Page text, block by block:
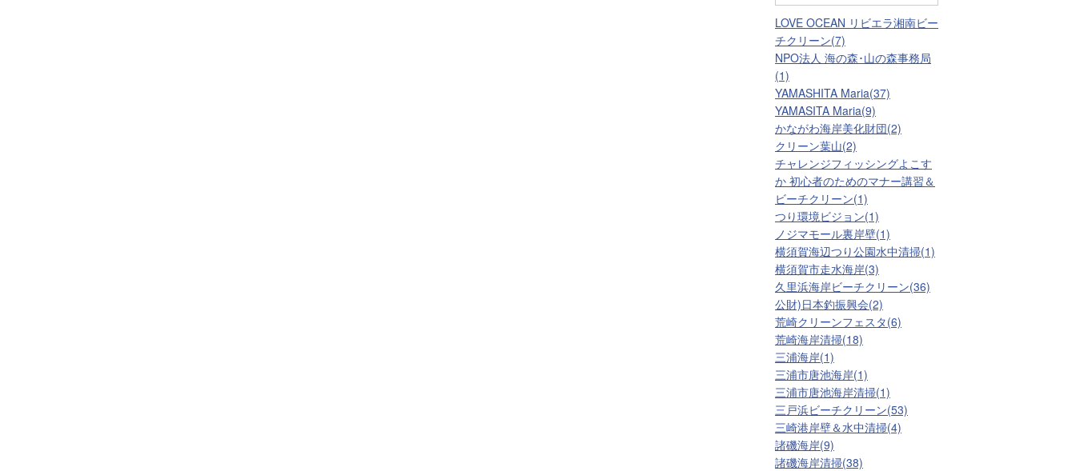
LOVE OCEAN リビエラ湘南ビー
チクリーン(7)
NPO法人 海の森･山の森事務局
(1)
YAMASHITA Maria(37)
YAMASITA Maria(9)
かながわ海岸美化財団(2)
クリーン葉山(2)
チャレンジフィッシングよこす
か 初心者のためのマナー講習＆
ビーチクリーン(1)
つり環境ビジョン(1)
ノジマモール裏岸壁(1)
横須賀海辺つり公園水中清掃(1)
横須賀市走水海岸(3)
久里浜海岸ビーチクリーン(36)
公財)日本釣振興会(2)
荒崎クリーンフェスタ(6)
荒崎海岸清掃(18)
三浦海岸(1)
三浦市唐池海岸(1)
三浦市唐池海岸清掃(1)
三戸浜ビーチクリーン(53)
三崎港岸壁＆水中清掃(4)
諸磯海岸(9)
諸磯海岸清掃(38)